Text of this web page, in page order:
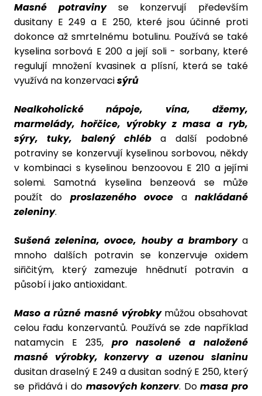
Masné potraviny se konzervují především
dusitany E 249 a E 250, které jsou účinné proti
dokonce až smrtelnému botulinu. Používá se také
kyselina sorbová E 200 a její soli - sorbany, které
regulují množení kvasinek a plísní, která se také
využívá na konzervacisýrů
Nealkoholické nápoje, vína, džemy,
marmelády, hořčice, výrobky z masa a ryb,
sýry, tuky, balený chléb a další podobné
potraviny se konzervují kyselinou sorbovou, někdy
v kombinaci s kyselinou benzoovou E 210 a jejími
solemi. Samotná kyselina benzeová se může
použít do proslazeného ovoce anakládané
zeleniny.
Sušená zelenina, ovoce, houby a bramborya
mnoho dalších potravin se konzervuje oxidem
siřičitým, který zamezuje hnědnutí potravin a
působí i jako antioxidant.
Maso a různé masné výrobky můžou obsahovat
celou řadu konzervantů. Používá se zde například
natamycin E 235, pro nasolené a naložené
masné výrobky, konzervy a uzenou slaninu
dusitan draselný E 249 a dusitan sodný E 250, který
se přidává i do masových konzerv. Domasa pro